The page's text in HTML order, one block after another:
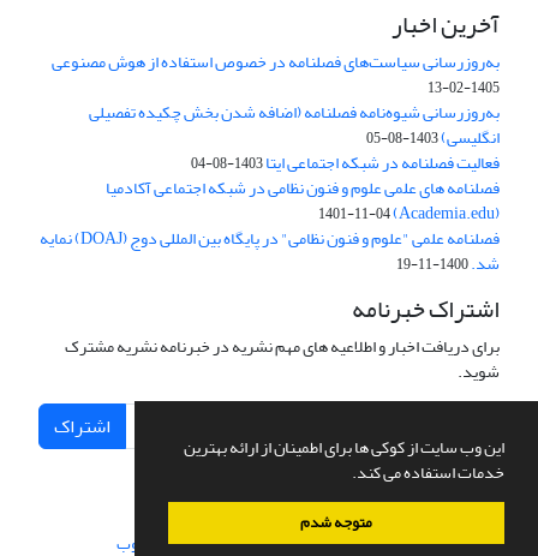
این وب سایت از کوکی ها برای اطمینان از ارائه بهترین
خدمات استفاده می کند.
متوجه شدم
آخرین اخبار
به‌روزرسانی سیاست‌های فصلنامه در خصوص استفاده از هوش مصنوعی
1405-02-13
به‌روزرسانی شیوه‌نامه فصلنامه (اضافه شدن بخش چکیده تفصیلی
انگلیسی)1403-08-05
فعالیت فصلنامه در شبکه اجتماعی ایتا1403-08-04
فصلنامه های علمی علوم و فنون نظامی در شبکه اجتماعی آکادمیا
(Academia.edu)
1401-11-04
فصلنامه علمی "علوم و فنون نظامی" در پایگاه بین المللی دوج (DOAJ) نمایه
شد.1400-11-19
اشتراک خبرنامه
برای دریافت اخبار و اطلاعیه های مهم نشریه در خبرنامه نشریه مشترک
شوید.
اشتراک
سامانه مدیریت نشریات علمی.طراحی و پیاده سازی از سیناوب